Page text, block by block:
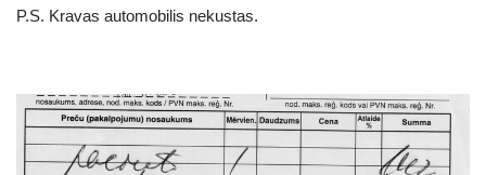
P.S. Kravas automobilis nekustas.